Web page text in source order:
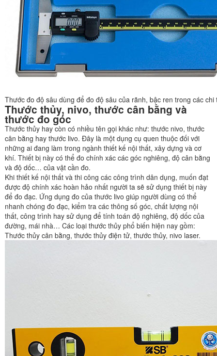
Thước đo độ sâu dùng để đo độ sâu của rãnh, bậc ren trong các chi
Thước thủy, nivo, thước cân bằng và
thước đo góc
Thước thủy hay còn có nhiều tên gọi khác như: thước nivo, thước
cân bằng hay thước livo. Đây là một dụng cụ quen thuộc đối với
những ai đang làm trong ngành thiết kế nội thất, xây dựng và cơ
khí. Thiết bị này có thể đo chính xác các góc nghiêng, độ cân bằng
và độ dốc… của vật cần đo.
Khi thiết kế nội thất và thi công các công trình dân dụng, muốn đạt
được độ chính xác hoàn hảo nhất người ta sẽ sử dụng thiết bị này
để đo đạc. Ứng dụng đo của thước livo giúp người dùng có thể
nhanh chóng đo đạc, kiểm tra các thông số góc, chất lượng nội
thất, công trình hay sử dụng để tính toán độ nghiêng, độ dốc của
đường, mái nhà… Các loại thước thủy phổ biến hiện nay gồm:
Thước thủy cân bằng, thước thủy điện tử, thước thủy, nivo laser.